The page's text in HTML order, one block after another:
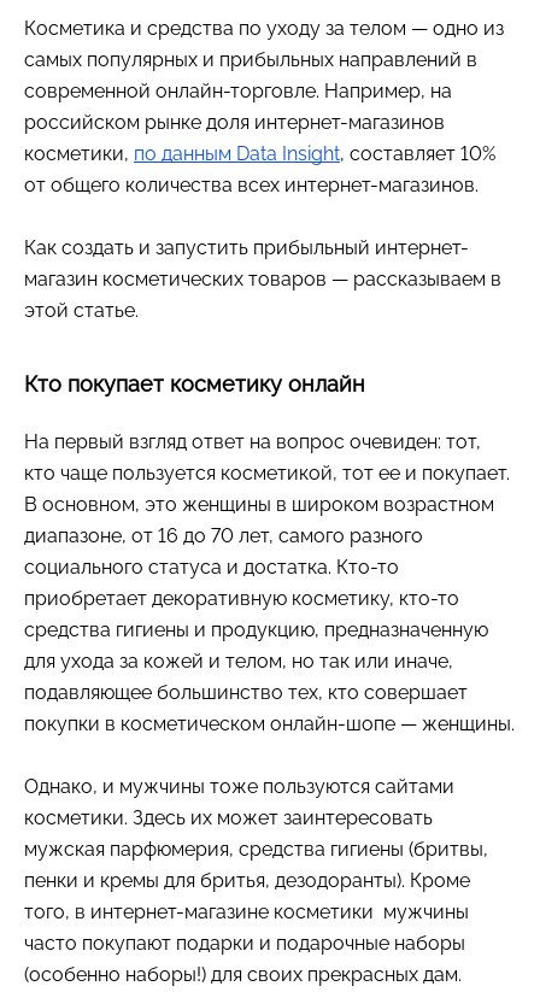
Косметика и средства по уходу за телом — одно из
самых популярных и прибыльных направлений в
современной онлайн-торговле. Например, на
российском рынке доля интернет-магазинов
косметики, по данным Data Insight, составляет 10%
от общего количества всех интернет-магазинов.
Как создать и запустить прибыльный интернет-
магазин косметических товаров — рассказываем в
этой статье.
Кто покупает косметику онлайн
На первый взгляд ответ на вопрос очевиден: тот,
кто чаще пользуется косметикой, тот ее и покупает.
В основном, это женщины в широком возрастном
диапазоне, от 16 до 70 лет, самого разного
социального статуса и достатка. Кто-то
приобретает декоративную косметику, кто-то
средства гигиены и продукцию, предназначенную
для ухода за кожей и телом, но так или иначе,
подавляющее большинство тех, кто совершает
покупки в косметическом онлайн-шопе — женщины.
Однако, и мужчины тоже пользуются сайтами
косметики. Здесь их может заинтересовать
мужская парфюмерия, средства гигиены (бритвы,
пенки и кремы для бритья, дезодоранты). Кроме
того, в интернет-магазине косметики мужчины
часто покупают подарки и подарочные наборы
(особенно наборы!) для своих прекрасных дам.